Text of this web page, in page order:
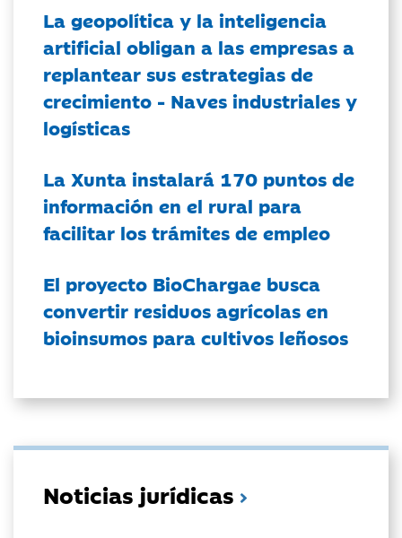
La geopolítica y la inteligencia
artificial obligan a las empresas a
replantear sus estrategias de
crecimiento - Naves industriales y
logísticas
La Xunta instalará 170 puntos de
información en el rural para
facilitar los trámites de empleo
El proyecto BioChargae busca
convertir residuos agrícolas en
bioinsumos para cultivos leñosos
Noticias jurídicas